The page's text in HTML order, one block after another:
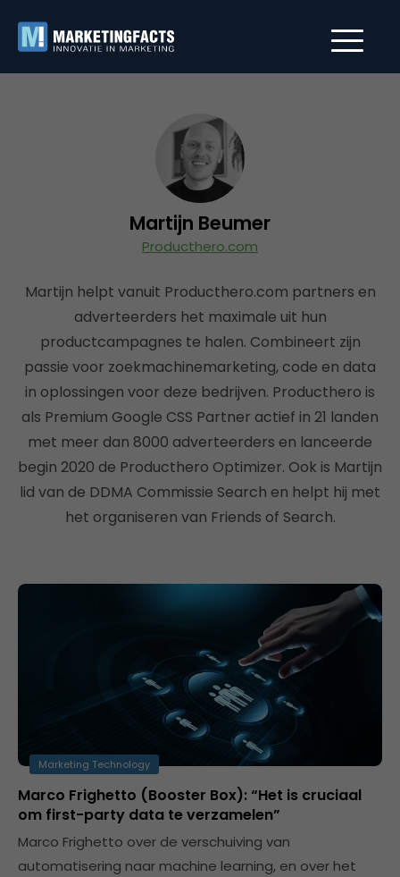
Martijn Beumer
Producthero.com
Martijn helpt vanuit Producthero.com partners en
adverteerders het maximale uit hun
productcampagnes te halen. Combineert zijn
passie voor zoekmachinemarketing, code en data
in oplossingen voor deze bedrijven. Producthero is
als Premium Google CSS Partner actief in 21 landen
met meer dan 8000 adverteerders en lanceerde
begin 2020 de Producthero Optimizer. Ook is Martijn
lid van de DDMA Commissie Search en helpt hij met
het organiseren van Friends of Search.
Marketing Technology
Marco Frighetto (Booster Box): “Het is cruciaal
om first-party data te verzamelen”
Marco Frighetto over de verschuiving van
automatisering naar machine learning, en over het